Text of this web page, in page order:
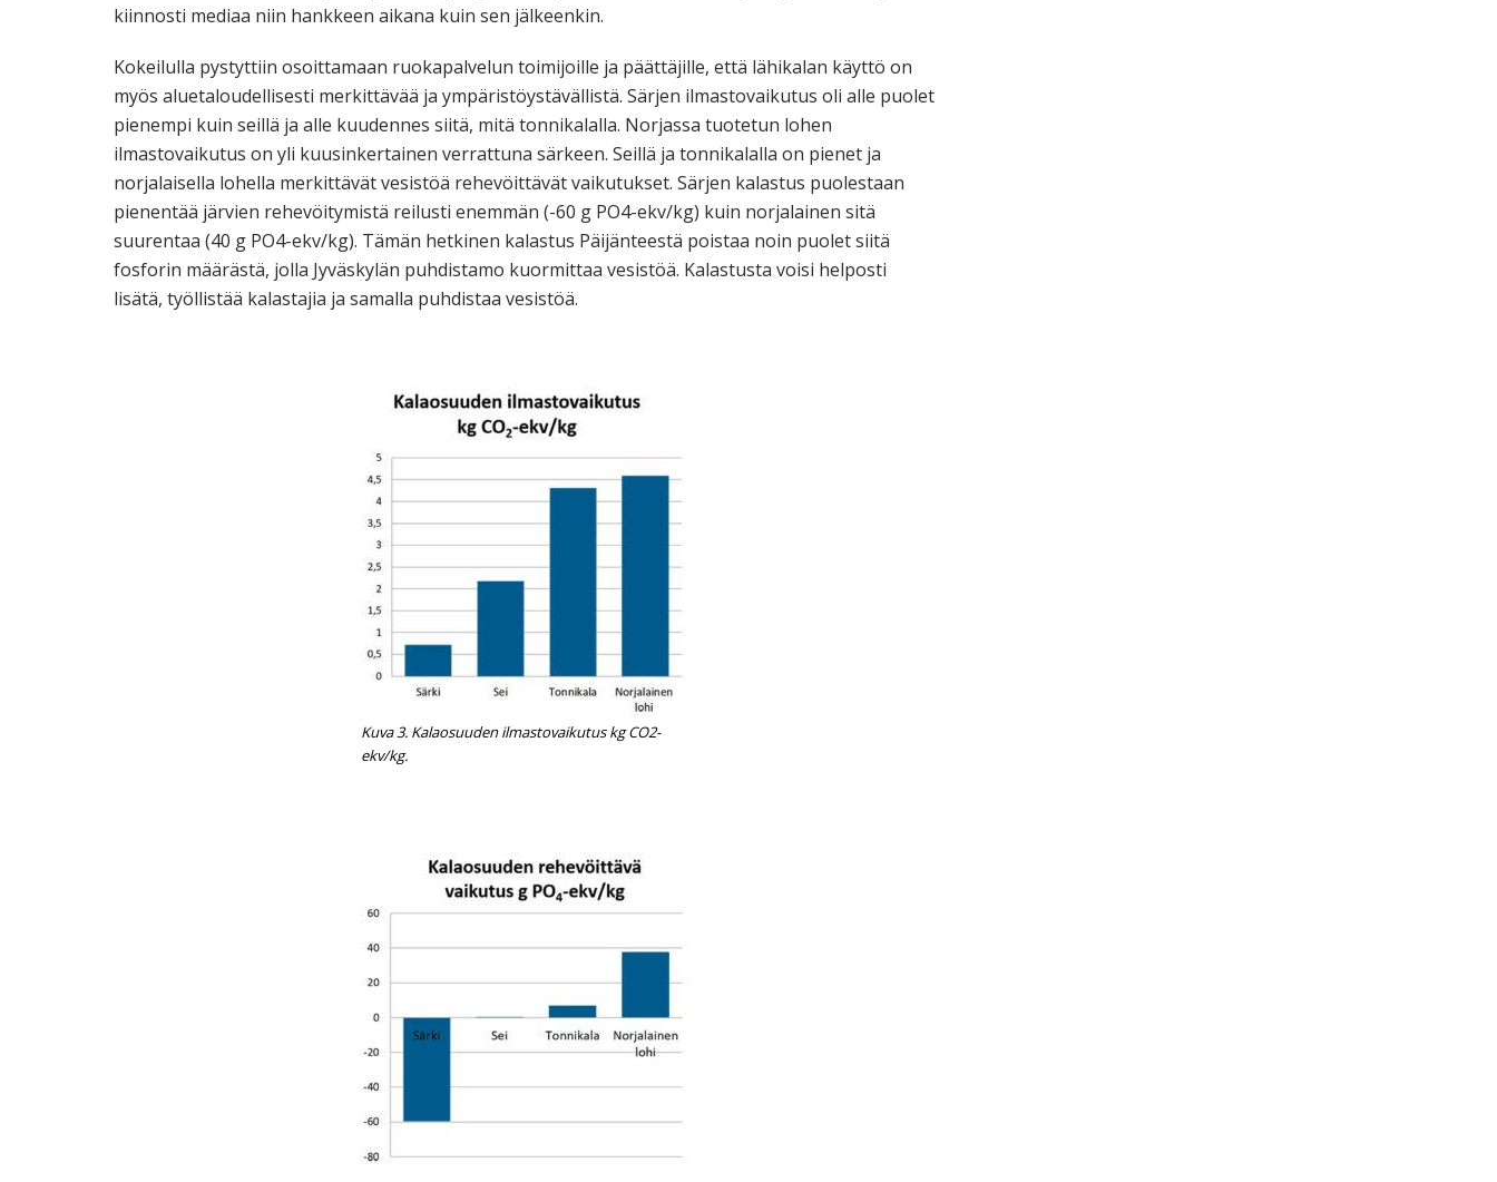
kiinnosti mediaa niin hankkeen aikana kuin sen jälkeenkin.
Kokeilulla pystyttiin osoittamaan ruokapalvelun toimijoille ja päättäjille, että lähikalan käyttö on
myös aluetaloudellisesti merkittävää ja ympäristöystävällistä. Särjen ilmastovaikutus oli alle puolet
pienempi kuin seillä ja alle kuudennes siitä, mitä tonnikalalla. Norjassa tuotetun lohen
ilmastovaikutus on yli kuusinkertainen verrattuna särkeen. Seillä ja tonnikalalla on pienet ja
norjalaisella lohella merkittävät vesistöä rehevöittävät vaikutukset. Särjen kalastus puolestaan
pienentää järvien rehevöitymistä reilusti enemmän (-60 g PO4-ekv/kg) kuin norjalainen sitä
suurentaa (40 g PO4-ekv/kg). Tämän hetkinen kalastus Päijänteestä poistaa noin puolet siitä
fosforin määrästä, jolla Jyväskylän puhdistamo kuormittaa vesistöä. Kalastusta voisi helposti
lisätä, työllistää kalastajia ja samalla puhdistaa vesistöä.
Kuva 3. Kalaosuuden ilmastovaikutus kg CO2-
ekv/kg.